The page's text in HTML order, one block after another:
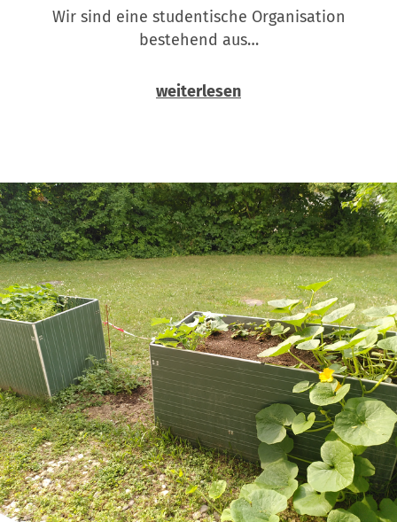
Wir sind eine studentische Organisation
bestehend aus…
weiterlesen